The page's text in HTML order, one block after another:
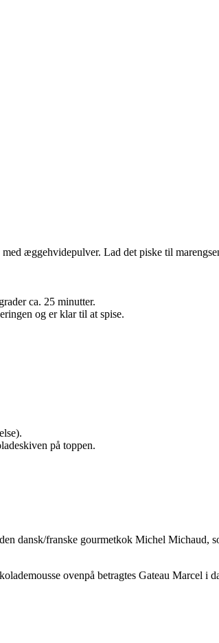
æggehvidepulver. Lad det piske til
ca. 25 minutter.
og er klar til at spise.
på toppen.
dansk/franske gourmetkok Michel Michaud,
ovenpå betragtes Gateau Marcel i